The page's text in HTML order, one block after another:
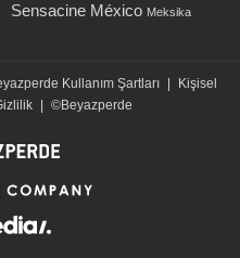
Sensacine México Meksika
Kullanım Şartları
Kişisel
©Beyazperde